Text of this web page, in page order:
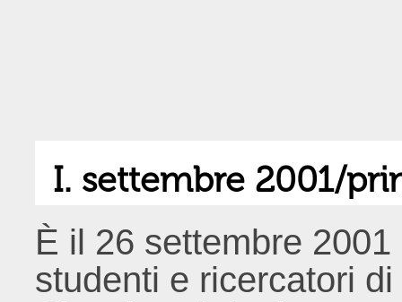
I. settembre 2001/
È il 26 settembre
studenti e ricercatori